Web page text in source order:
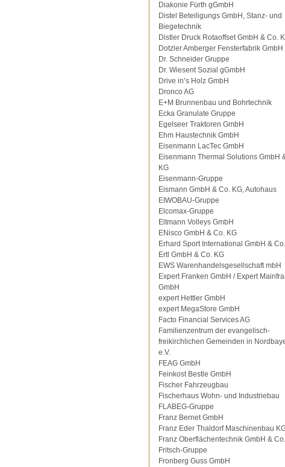
Diakonie Fürth gGmbH
Distel Beteiligungs GmbH, Stanz- und
Biegetechnik
Distler Druck Rotaoffset GmbH & Co.
Dotzler Amberger Fensterfabrik GmbH
Dr. Schneider Gruppe
Dr. Wiesent Sozial gGmbH
Drive in’s Holz GmbH
Dronco AG
E+M Brunnenbau und Bohrtechnik
Ecka Granulate Gruppe
Egelseer Traktoren GmbH
Ehm Haustechnik GmbH
Eisenmann LacTec GmbH
Eisenmann Thermal Solutions GmbH
KG
Eisenmann-Gruppe
Eismann GmbH & Co. KG, Autohaus
EIWOBAU-Gruppe
Elcomax-Gruppe
Eltmann Volleys GmbH
ENisco GmbH & Co. KG
Erhard Sport International GmbH &
Ertl GmbH & Co. KG
EWS Warenhandelsgesellschaft mbH
Expert Franken GmbH / Expert
GmbH
expert Hettler GmbH
expert MegaStore GmbH
Facto Financial Services AG
Familienzentrum der evangelisch-
freikirchlichen Gemeinden in
e.V.
FEAG GmbH
Feinkost Bestle GmbH
Fischer Fahrzeugbau
Fischerhaus Wohn- und Industriebau
FLABEG-Gruppe
Franz Bernet GmbH
Franz Eder Thaldorf Maschinenbau
Franz Oberflächentechnik GmbH &
Fritsch-Gruppe
Fronberg Guss GmbH